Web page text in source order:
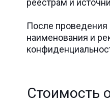
реестрам и
После проведения
наименования и
Стоимость